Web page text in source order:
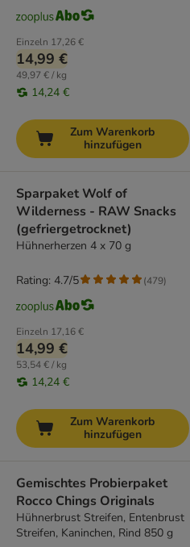
Einzeln 17,26 €
14,99 €
49,97 € / kg
14,24 €
Zum Warenkorb
hinzufügen
Sparpaket Wolf of
Wilderness - RAW Snacks
(gefriergetrocknet)
Hühnerherzen 4 x 70 g
Einzeln 17,16 €
14,99 €
53,54 € / kg
14,24 €
Rating: 4.7/5 (479)
Zum Warenkorb
hinzufügen
Gemischtes Probierpaket
Rocco Chings Originals
Hühnerbrust Streifen, Entenbrust
Streifen, Kaninchen, Rind 850 g